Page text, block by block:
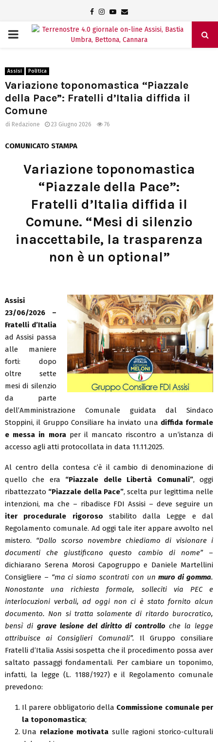
Facebook
Instagram
Youtube
Email
PRIMARY
Assisi Politica
Variazione toponomastica “Piazzale
della Pace”: Fratelli d’Italia diffida il
Comune
di Redazione 23 Giugno 2026 76
COMUNICATO STAMPA
Variazione toponomastica
“Piazzale della Pace”:
Fratelli d’Italia diffida il
Comune. “Mesi di silenzio
inaccettabile, la trasparenza
non è un optional”
Assisi
23/06/2026 –
Fratelli d’Italia
ad Assisi passa
alle maniere
forti: dopo
oltre sette
mesi di silenzio
da parte
dell’Amministrazione Comunale guidata dal Sindaco
Stoppini, il Gruppo Consiliare ha inviato una diffida formale
e messa in mora per il mancato riscontro a un’istanza di
accesso agli atti protocollata in data 11.11.2025.
Al centro della contesa c’è il cambio di denominazione di
quello che era “Piazzale delle Libertà Comunali”, oggi
ribattezzato “Piazzale della Pace”, scelta pur legittima nelle
intenzioni, ma che – ribadisce FDI Assisi – deve seguire un
iter procedurale rigoroso stabilito dalla Legge e dal
Regolamento comunale. Ad oggi tale iter appare avvolto nel
mistero. “Dallo scorso novembre chiediamo di visionare i
documenti che giustificano questo cambio di nome” –
dichiarano Serena Morosi Capogruppo e Daniele Martellini
Consigliere – “ma ci siamo scontrati con unmuro di gomma.
Nonostante una richiesta formale, solleciti via PEC e
interlocuzioni verbali, ad oggi non ci è stato fornito alcun
documento. Non si tratta solamente di ritardo burocratico,
bensì di grave lesione del diritto di controlloche la legge
attribuisce ai Consiglieri Comunali”. Il Gruppo consiliare
Fratelli d’Italia Assisi sospetta che il procedimento possa aver
saltato passaggi fondamentali. Per cambiare un toponimo,
infatti, la legge (L. 1188/1927) e il Regolamento comunale
prevedono:
Il parere obbligatorio della Commissione comunale per
la toponomastica;
Una relazione motivata sulle ragioni storico-culturali